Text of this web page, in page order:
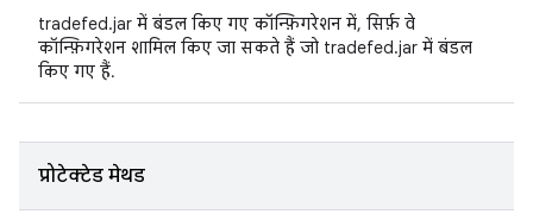
tradefed.jar में बंडल किए गए कॉन्फ़िगरेशन में, सिर्फ़ वे
कॉन्फ़िगरेशन शामिल किए जा सकते हैं जो tradefed.jar में बंडल
किए गए हैं.
प्रोटेक्टेड मेथड